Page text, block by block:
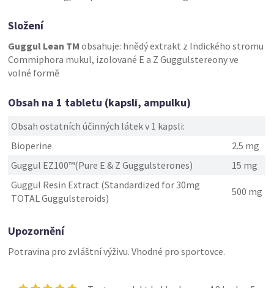
Složení
Guggul Lean TM obsahuje: hnědý extrakt z Indického stromu
Commiphora mukul, izolované E a Z Guggulstereony ve
volné formě
Obsah na 1 tabletu (kapsli, ampulku)
Obsah ostatních účinných látek v 1 kapsli:
Bioperine
2.5 mg
Guggul EZ100™(Pure E & Z Guggulsterones)
15 mg
Guggul Resin Extract (Standardized for 30mg
TOTAL Guggulsteroids)
500 mg
Upozornění
Potravina pro zvláštní výživu. Vhodné pro sportovce.